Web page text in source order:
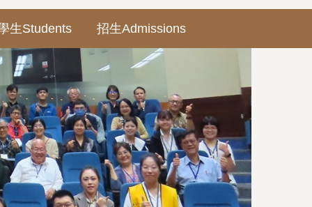
生Students 招生Admissions